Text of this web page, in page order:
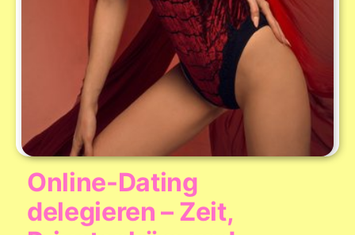
Online-Dating
delegieren – Zeit,